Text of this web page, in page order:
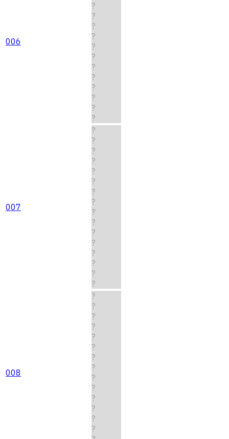
006
?
?
?
?
?
?
?
?
?
?
?
?
007
?
?
?
?
?
?
?
?
?
?
?
?
?
?
?
?
008
?
?
?
?
?
?
?
?
?
?
?
?
?
?